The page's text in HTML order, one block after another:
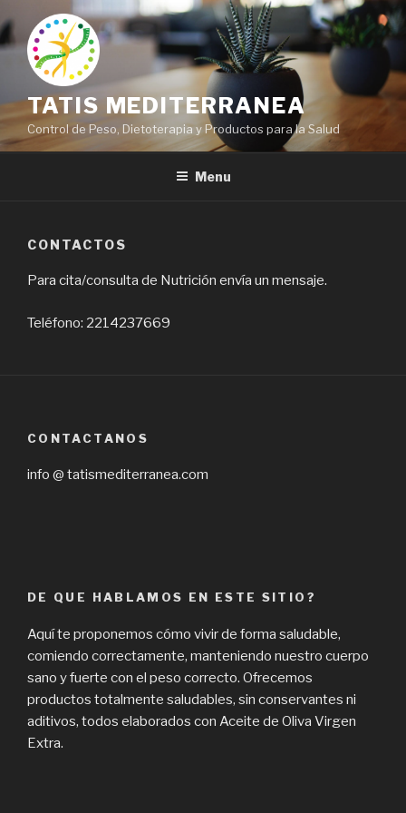
to
content
TATIS MEDITERRANEA
Control de Peso, Dietoterapia y Productos para la Salud
Menu
CONTACTOS
Para cita/consulta de Nutrición envía un mensaje.
Teléfono: 2214237669
CONTACTANOS
info @ tatismediterranea.com
DE QUE HABLAMOS EN ESTE SITIO?
Aquí te proponemos cómo vivir de forma saludable,
comiendo correctamente, manteniendo nuestro cuerpo
sano y fuerte con el peso correcto. Ofrecemos
productos totalmente saludables, sin conservantes ni
aditivos, todos elaborados con Aceite de Oliva Virgen
Extra.